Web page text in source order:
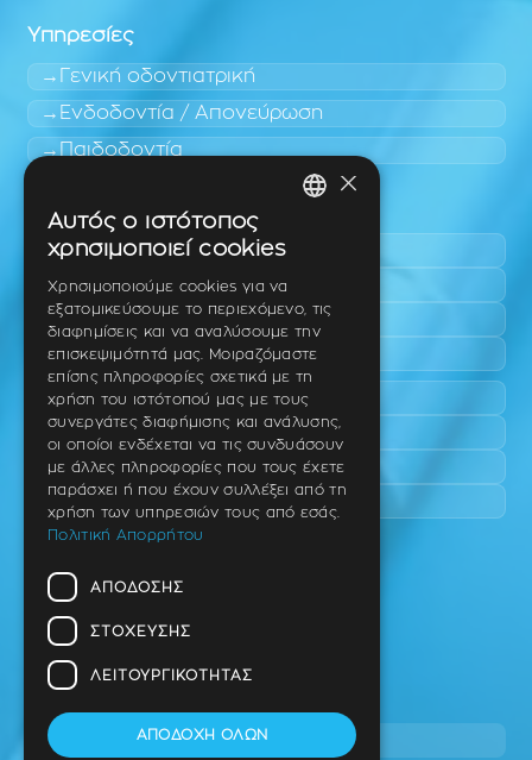
Υπηρεσίες
Γενική οδοντιατρική
Ενδοδοντία / Απονεύρωση
Παιδοδοντία
Πυλαία
Τριάδι
Νέο Ρύσιο
Επανομή
Περαία
Καλαμαριά
Πανόραμα
Χαριλάου
Ταβάκη – Θ. Λίτσα 10 (γωνία),
Θέρμη – Θεσσαλονίκη
T.K 57001
2310 46 10 44
×
Αυτός ο ιστότοπος
χρησιμοποιεί cookies
Χρησιμοποιούμε cookies για να
εξατομικεύσουμε το περιεχόμενο, τις
διαφημίσεις και να αναλύσουμε την
επισκεψιμότητά μας. Μοιραζόμαστε
επίσης πληροφορίες σχετικά με τη
χρήση του ιστότοπού μας με τους
συνεργάτες διαφήμισης και ανάλυσης,
οι οποίοι ενδέχεται να τις συνδυάσουν
με άλλες πληροφορίες που τους έχετε
παράσχει ή που έχουν συλλέξει από τη
χρήση των υπηρεσιών τους από εσάς.
Πολιτική Απορρήτου
ΑΠΌΔΟΣΗΣ
ΣΤΌΧΕΥΣΗΣ
ΛΕΙΤΟΥΡΓΙΚΌΤΗΤΑΣ
ΑΠΟΔΟΧΉ ΌΛΩΝ